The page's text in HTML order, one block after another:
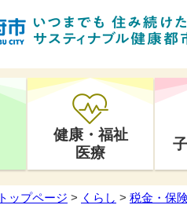
健康・福祉
医療
トップページ > くらし > 税金・保